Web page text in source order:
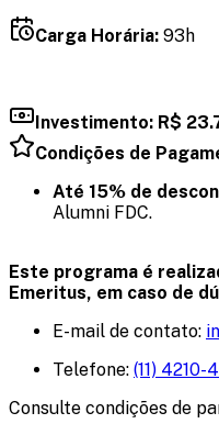
Carga Horária: 93h
Investimento: R$
Condições de
Até 15% de
Alumni FDC.
Este programa é
Emeritus, em caso de
E-mail de contato:
Telefone: (11) 4210-
Consulte condições de